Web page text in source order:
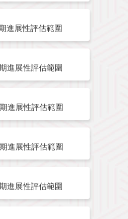
進展性評估範圍
進展性評估範圍
進展性評估範圍
進展性評估範圍
進展性評估範圍